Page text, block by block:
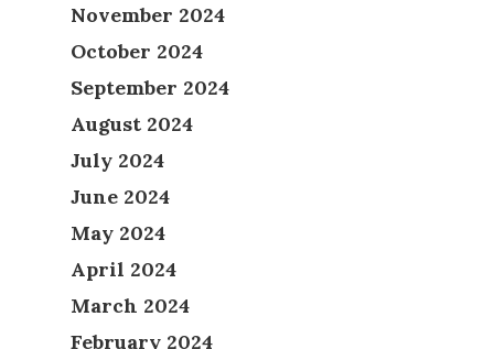
November 2024
October 2024
September 2024
August 2024
July 2024
June 2024
May 2024
April 2024
March 2024
February 2024